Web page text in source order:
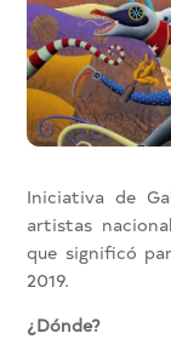
Iniciativa de
artistas
que significó
2019.
¿Dónde?